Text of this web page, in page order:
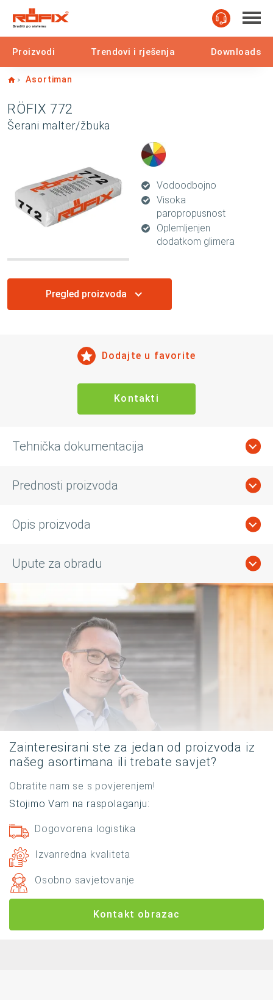
Proizvodi Trendovi i rješenja Downloads
Home
Asortiman
RÖFIX 772
Šerani malter/žbuka
Vodoodbojno
Visoka
paropropusnost
Oplemljenjen
dodatkom glimera
Pregled proizvoda
Dodajte u favorite
Kontakti
Tehnička dokumentacija
Prednosti proizvoda
Opis proizvoda
Upute za obradu
Zainteresirani ste za jedan od proizvoda iz
našeg asortimana ili trebate savjet?
Obratite nam se s povjerenjem!
Stojimo Vam na raspolaganju:
Dogovorena logistika
Izvanredna kvaliteta
Osobno savjetovanje
Kontakt obrazac